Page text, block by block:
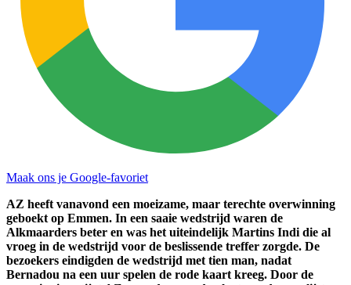
Maak ons je Google-favoriet
AZ heeft vanavond een moeizame, maar terechte overwinning
geboekt op Emmen. In een saaie wedstrijd waren de
Alkmaarders beter en was het uiteindelijk Martins Indi die al
vroeg in de wedstrijd voor de beslissende treffer zorgde. De
bezoekers eindigden de wedstrijd met tien man, nadat
Bernadou na een uur spelen de rode kaart kreeg. Door de